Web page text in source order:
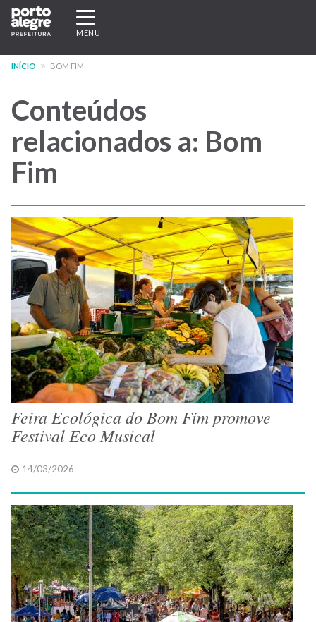
Pular
para
conteúdo
Expandir/recolher
navegação
MENU
INÍCIO BOM FIM
Conteúdos
relacionados a: Bom
Fim
Feira Ecológica do Bom Fim promove
Festival Eco Musical
14/03/2026